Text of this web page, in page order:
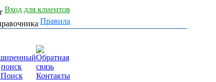
Вход для клиентов
Правила
Поиск Контакты